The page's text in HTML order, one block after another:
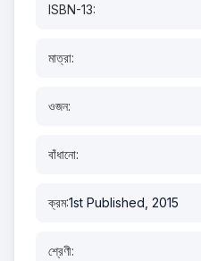
ISBN-13:
মাত্রা:
ওজন:
বাঁধানো:
ক্রম:1st Published, 2015
শ্রেণী: